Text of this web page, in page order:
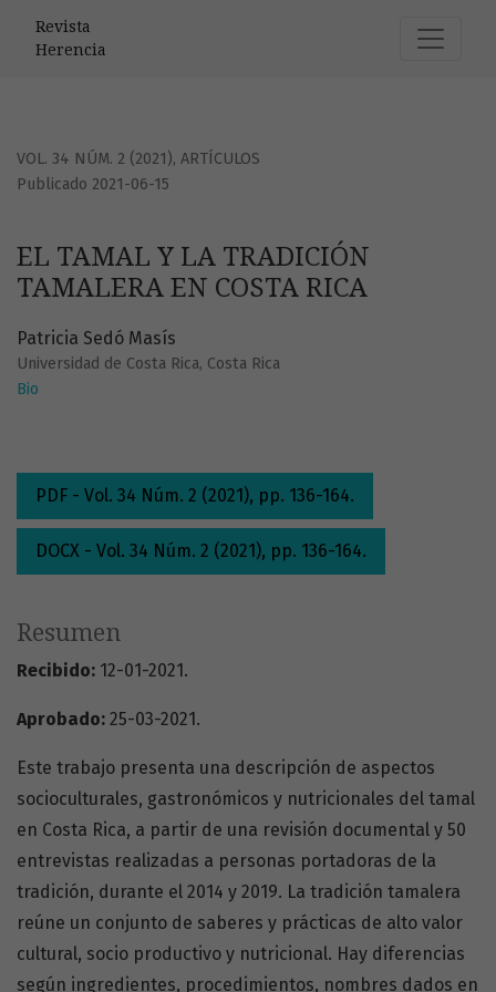
Revista
Herencia
VOL. 34 NÚM. 2 (2021), ARTÍCULOS
EL TAMAL Y LA TRADICIÓN
TAMALERA EN COSTA RICA
Publicado 2021-06-15
Patricia Sedó Masís
Universidad de Costa Rica, Costa Rica
Bio
PDF - Vol. 34 Núm. 2 (2021), pp. 136-164.
DOCX - Vol. 34 Núm. 2 (2021), pp. 136-164.
Resumen
Recibido: 12-01-2021.
Aprobado: 25-03-2021.
Este trabajo presenta una descripción de aspectos
socioculturales, gastronómicos y nutricionales del tamal
en Costa Rica, a partir de una revisión documental y 50
entrevistas realizadas a personas portadoras de la
tradición, durante el 2014 y 2019. La tradición tamalera
reúne un conjunto de saberes y prácticas de alto valor
cultural, socio productivo y nutricional. Hay diferencias
según ingredientes, procedimientos, nombres dados en